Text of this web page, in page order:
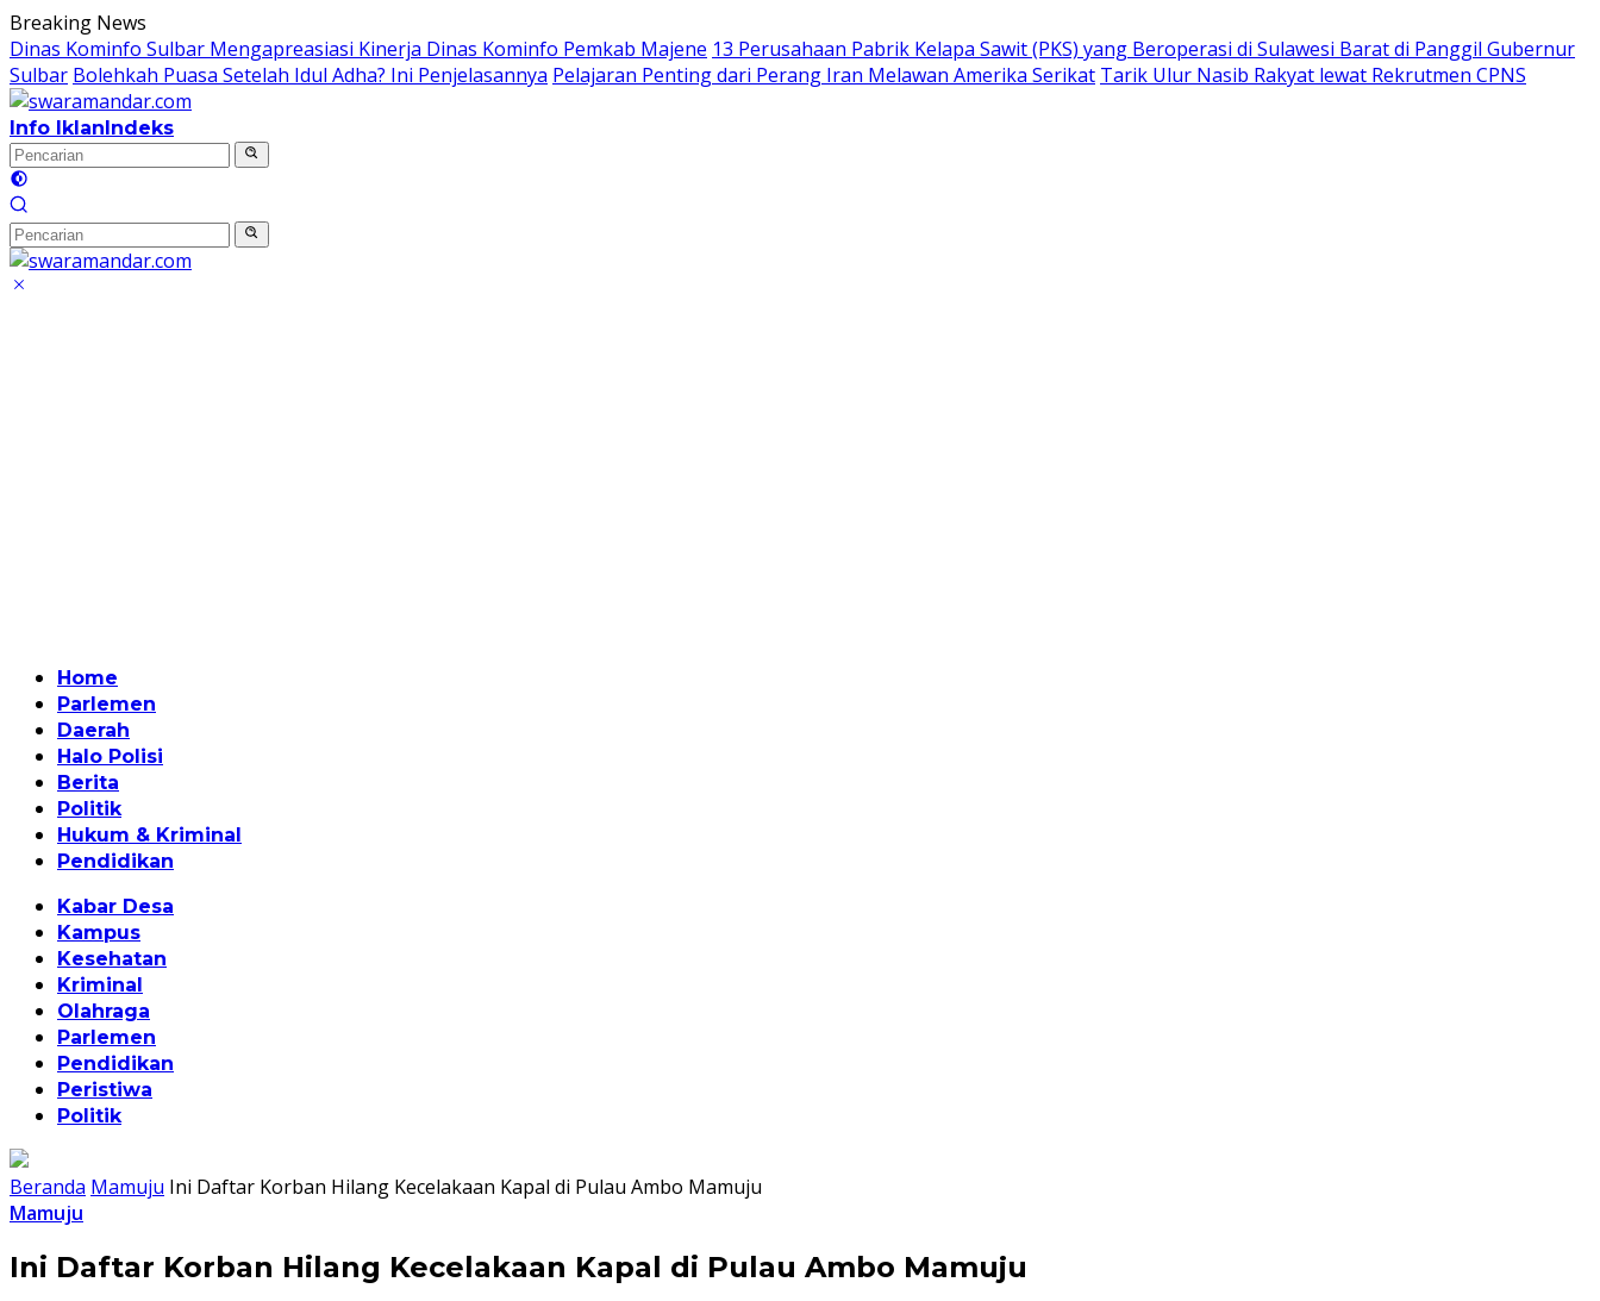
Langsung
ke
konten
Breaking News
Dinas Kominfo Sulbar Mengapreasiasi Kinerja Dinas Kominfo Pemkab Majene 13 Perusahaan Pabrik Kelapa Sawit (PKS) yang Beroperasi di Sulawesi Barat di Panggil Gubernur
Sulbar Bolehkah Puasa Setelah Idul Adha? Ini Penjelasannya Pelajaran Penting dari Perang Iran Melawan Amerika Serikat Tarik Ulur Nasib Rakyat lewat Rekrutmen CPNS
Info IklanIndeks
Home
Parlemen
Daerah
Halo Polisi
Berita
Politik
Hukum & Kriminal
Pendidikan
Kabar Desa
Kampus
Kesehatan
Kriminal
Olahraga
Parlemen
Pendidikan
Peristiwa
Politik
Beranda Mamuju Ini Daftar Korban Hilang Kecelakaan Kapal di Pulau Ambo Mamuju
Mamuju
Ini Daftar Korban Hilang Kecelakaan Kapal di Pulau Ambo Mamuju